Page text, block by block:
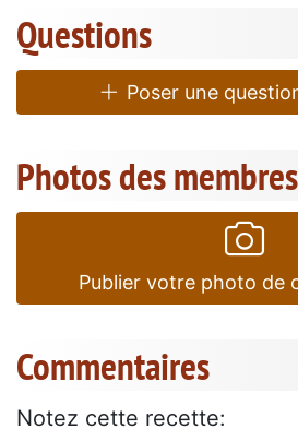
Questions
Poser une
Photos des membres
Publier votre photo de
Commentaires
Notez cette recette: